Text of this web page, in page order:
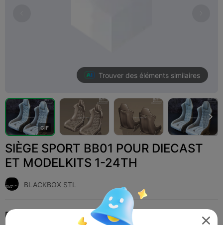
Trouver des éléments similaires
GIF

SIÈGE SPORT BB01 POUR DIECAST
ET MODELKITS 1-24TH
BLACKBOX STL
Print Settings Miniatures
